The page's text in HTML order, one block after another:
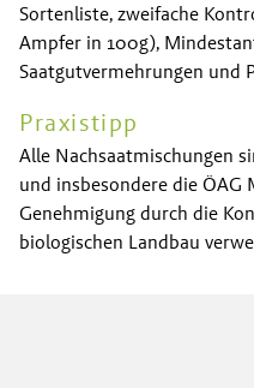
Sortenliste, zweifache
Ampfer in 100g),
Saatgutvermehrungen und
Praxistipp
Alle Nachsaatmischungen
und insbesondere die ÖAG
Genehmigung durch die
biologischen Landbau